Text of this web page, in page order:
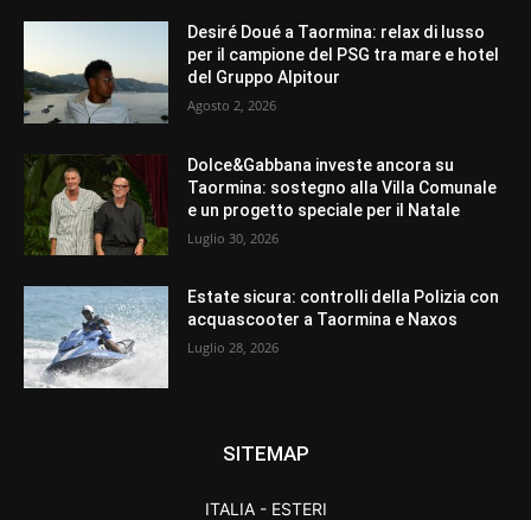
Desiré Doué a Taormina: relax di lusso
per il campione del PSG tra mare e hotel
del Gruppo Alpitour
Agosto 2, 2026
Dolce&Gabbana investe ancora su
Taormina: sostegno alla Villa Comunale
e un progetto speciale per il Natale
Luglio 30, 2026
Estate sicura: controlli della Polizia con
acquascooter a Taormina e Naxos
Luglio 28, 2026
SITEMAP
ITALIA - ESTERI